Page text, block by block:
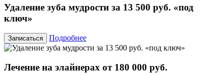
Удаление зуба мудрости за 13 500 руб. «под
ключ»
Записаться Подробнее
Лечение на элайнерах от 180 000 руб.